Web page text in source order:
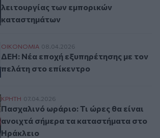
λειτουργίας των εμπορικών
καταστημάτων
ΔΕΗ: Νέα εποχή εξυπηρέτησης με τον
ΟΙΚΟΝΟΜΙΑ 08.04.2026
ΔΕΗ: Νέα εποχή εξυπηρέτησης με τον
πελάτη στο επίκεντρο
Πασχαλινό ωράριο: Τι ώρες θα είναι
ΚΡΗΤΗ 07.04.2026
Πασχαλινό ωράριο: Τι ώρες θα είναι
ανοιχτά σήμερα τα καταστήματα στο
Ηράκλειο